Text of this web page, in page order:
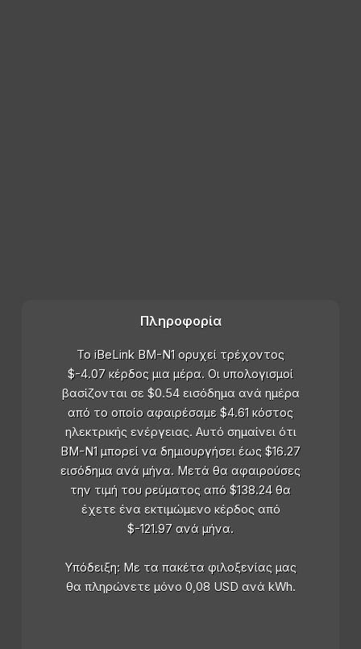
Πληροφορία
Το iBeLink BM-N1 ορυχεί τρέχοντος
$-4.07 κέρδος μια μέρα. Οι υπολογισμοί
βασίζονται σε $0.54 εισόδημα ανά ημέρα
από το οποίο αφαιρέσαμε $4.61 κόστος
ηλεκτρικής ενέργειας. Αυτό σημαίνει ότι
BM-N1 μπορεί να δημιουργήσει έως $16.27
εισόδημα ανά μήνα. Μετά θα αφαιρούσες
την τιμή του ρεύματος από $138.24 θα
έχετε ένα εκτιμώμενο κέρδος από
$-121.97 ανά μήνα.
Υπόδειξη: Με τα πακέτα φιλοξενίας μας
θα πληρώνετε μόνο 0,08 USD ανά kWh.